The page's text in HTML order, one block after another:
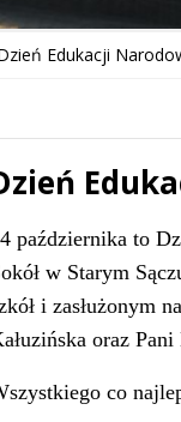
Edukacji
października to
w Starym
i zasłużonym
oraz
co